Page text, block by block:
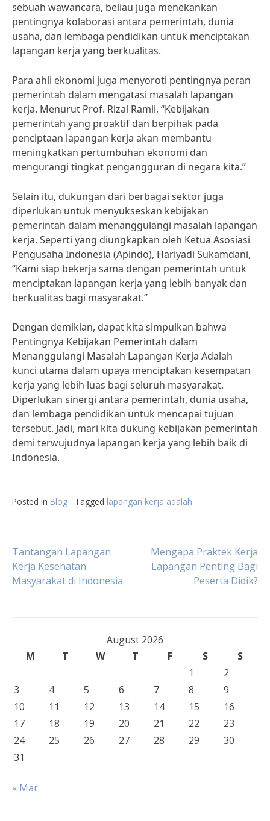
sebuah wawancara, beliau juga menekankan
pentingnya kolaborasi antara pemerintah, dunia
usaha, dan lembaga pendidikan untuk menciptakan
lapangan kerja yang berkualitas.
Para ahli ekonomi juga menyoroti pentingnya peran
pemerintah dalam mengatasi masalah lapangan
kerja. Menurut Prof. Rizal Ramli, “Kebijakan
pemerintah yang proaktif dan berpihak pada
penciptaan lapangan kerja akan membantu
meningkatkan pertumbuhan ekonomi dan
mengurangi tingkat pengangguran di negara kita.”
Selain itu, dukungan dari berbagai sektor juga
diperlukan untuk menyukseskan kebijakan
pemerintah dalam menanggulangi masalah lapangan
kerja. Seperti yang diungkapkan oleh Ketua Asosiasi
Pengusaha Indonesia (Apindo), Hariyadi Sukamdani,
“Kami siap bekerja sama dengan pemerintah untuk
menciptakan lapangan kerja yang lebih banyak dan
berkualitas bagi masyarakat.”
Dengan demikian, dapat kita simpulkan bahwa
Pentingnya Kebijakan Pemerintah dalam
Menanggulangi Masalah Lapangan Kerja Adalah
kunci utama dalam upaya menciptakan kesempatan
kerja yang lebih luas bagi seluruh masyarakat.
Diperlukan sinergi antara pemerintah, dunia usaha,
dan lembaga pendidikan untuk mencapai tujuan
tersebut. Jadi, mari kita dukung kebijakan pemerintah
demi terwujudnya lapangan kerja yang lebih baik di
Indonesia.
Posted in Blog Tagged lapangan kerja adalah
Post
navigation
Tantangan Lapangan
Kerja Kesehatan
Masyarakat di Indonesia
Mengapa Praktek Kerja
Lapangan Penting Bagi
Peserta Didik?
August 2026
M
T W T F S
S
1
2
3
4 5 6 7 8
9
10
11 12 13 14 15
16
17
18 19 20 21 22
23
24
25 26 27 28 29
30
31
« Mar